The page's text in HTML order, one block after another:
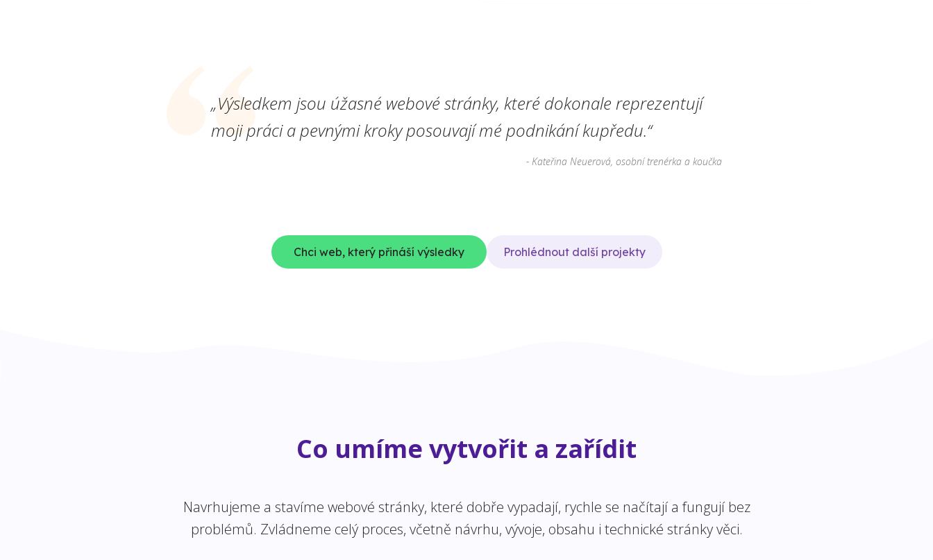
„Výsledkem jsou úžasné webové stránky, které dokonale reprezentují
moji práci a pevnými kroky posouvají mé podnikání kupředu.“
- Kateřina Neuerová, osobní trenérka a koučka
Chci web, který přináší výsledky Prohlédnout další projekty
Co umíme vytvořit a zařídit
Navrhujeme a stavíme webové stránky, které dobře vypadají, rychle se načítají a fungují bez
problémů. Zvládneme celý proces, včetně návrhu, vývoje, obsahu i technické stránky věci.